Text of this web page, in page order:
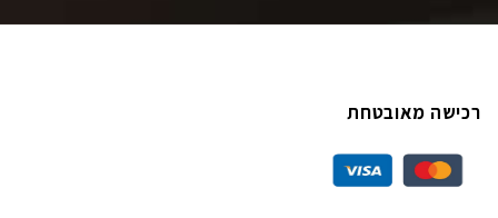
רכישה מאובטחת